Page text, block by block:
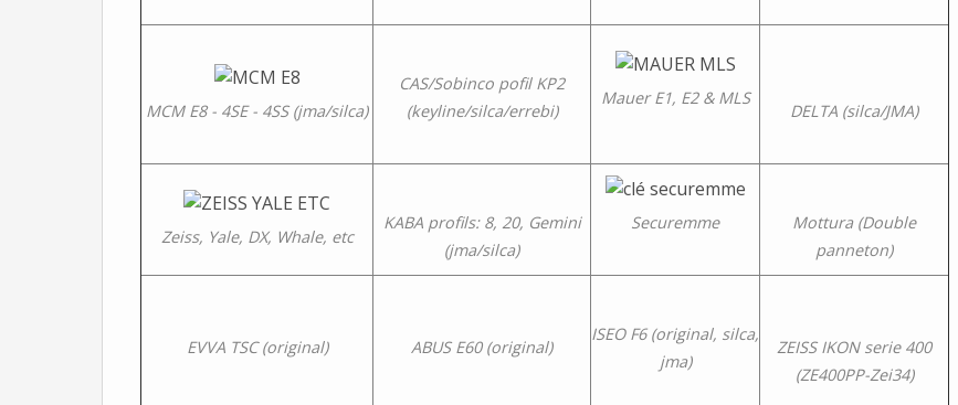
MCM E8 - 4SE - 4SS (jma/silca)
CAS/Sobinco pofil KP2
(keyline/silca/errebi)
Mauer E1, E2 & MLS
DELTA (silca/JMA)
Zeiss, Yale, DX, Whale, etc
KABA profils: 8, 20, Gemini
(jma/silca)
Securemme
Mottura (Double
panneton)
EVVA TSC (original) ABUS E60 (original)
ISEO F6 (original, silca,
jma)
ZEISS IKON serie 400
(ZE400PP-Zei34)